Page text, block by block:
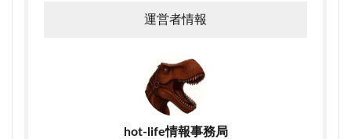
運営者情報
hot-life情報事務局